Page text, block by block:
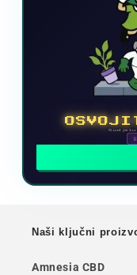
Naši ključni
Amnesia CBD